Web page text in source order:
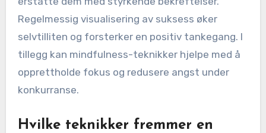
Regelmessig visualisering av suksess øker
selvtilliten og forsterker en positiv tankegang. I
tillegg kan mindfulness-teknikker hjelpe med å
opprettholde fokus og redusere angst under
konkurranse.
Hvilke teknikker fremmer en